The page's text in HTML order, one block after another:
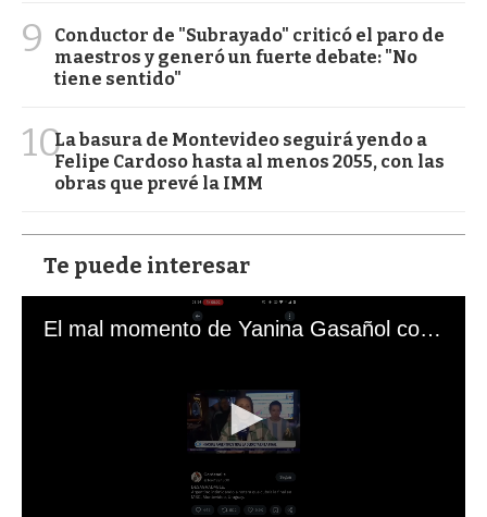
9
Conductor de "Subrayado" criticó el paro de
maestros y generó un fuerte debate: "No
tiene sentido"
10La basura de Montevideo seguirá yendo a
Felipe Cardoso hasta al menos 2055, con las
obras que prevé la IMM
Te puede interesar
El mal momento de Yanina Gasañol con un hincha argentino en "Subrayado"